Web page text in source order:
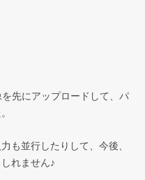
先にアップロードして、パ
も並行したりして、今後、
れません♪